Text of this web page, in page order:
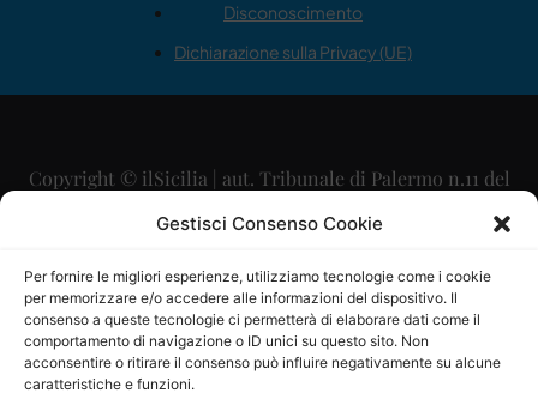
Gestisci Consenso Cookie
Per fornire le migliori esperienze, utilizziamo tecnologie come i cookie
per memorizzare e/o accedere alle informazioni del dispositivo. Il
consenso a queste tecnologie ci permetterà di elaborare dati come il
comportamento di navigazione o ID unici su questo sito. Non
acconsentire o ritirare il consenso può influire negativamente su alcune
caratteristiche e funzioni.
Disconoscimento
Dichiarazione sulla Privacy (UE)
Copyright © ilSicilia | aut. Tribunale di Palermo n.11 del
29/09/2015
Direttore Editoriale: Maurizio Scaglione
Direttore Responsabile: Maria Calabrese